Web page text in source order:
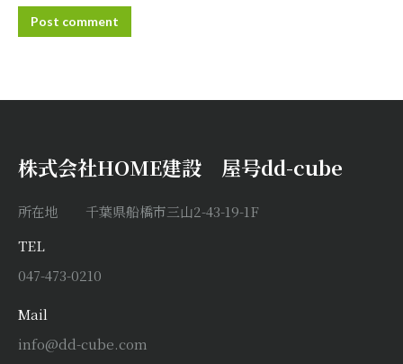
Post comment
株式会社HOME建設 屋号dd-cube
所在地 千葉県船橋市三山2-43-19-1F
TEL
047-473-0210
Mail
info@dd-cube.com